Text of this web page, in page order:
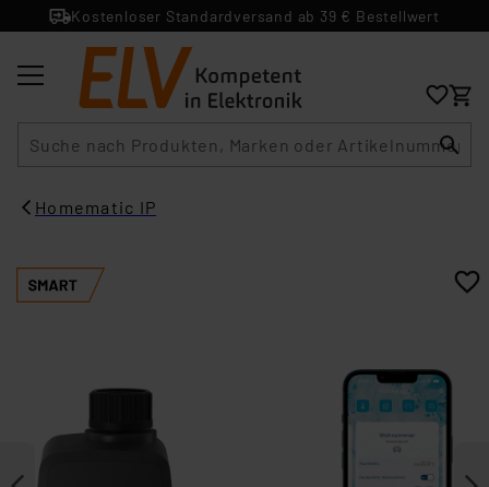
Kostenloser Standardversand ab 39 € Bestellwert
Homematic IP